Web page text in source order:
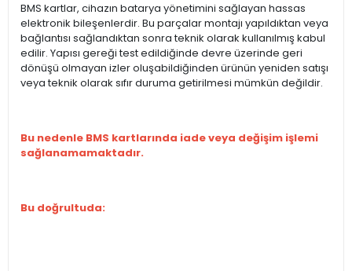
BMS kartlar, cihazın batarya yönetimini sağlayan hassas
elektronik bileşenlerdir. Bu parçalar montajı yapıldıktan veya
bağlantısı sağlandıktan sonra teknik olarak kullanılmış kabul
edilir. Yapısı gereği test edildiğinde devre üzerinde geri
dönüşü olmayan izler oluşabildiğinden ürünün yeniden satışı
veya teknik olarak sıfır duruma getirilmesi mümkün değildir.
Bu nedenle BMS kartlarında iade veya değişim işlemi
sağlanamamaktadır.
Bu doğrultuda: